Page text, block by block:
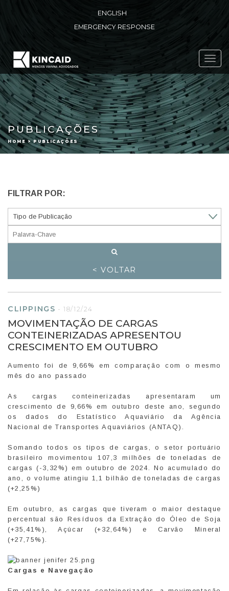
ENGLISH
EMERGENCY RESPONSE
PUBLICAÇÕES
HOME > PUBLICAÇÕES
FILTRAR POR:
< VOLTAR
CLIPPINGS -18/12/24
MOVIMENTAÇÃO DE CARGAS
CONTEINERIZADAS APRESENTOU
CRESCIMENTO EM OUTUBRO
Aumento foi de 9,66% em comparação com o mesmo
mês do ano passado
As cargas conteinerizadas apresentaram um
crescimento de 9,66% em outubro deste ano, segundo
os dados do Estatístico Aquaviário da Agência
Nacional de Transportes Aquaviários (ANTAQ).
Somando todos os tipos de cargas, o setor portuário
brasileiro movimentou 107,3 milhões de toneladas de
cargas (-3,32%) em outubro de 2024. No acumulado do
ano, o volume atingiu 1,1 bilhão de toneladas de cargas
(+2,25%)
Em outubro, as cargas que tiveram o maior destaque
percentual são Resíduos da Extração do Óleo de Soja
(+35,41%), Açúcar (+32,64%) e Carvão Mineral
(+27,75%).
Cargas e Navegação